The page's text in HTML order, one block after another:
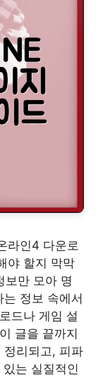
라인4 다운로
야 할지 막막
보만 모아 명
정보 속에서
드나 게임 설
글을 끝까지
정리되고, 피파
는 실질적인